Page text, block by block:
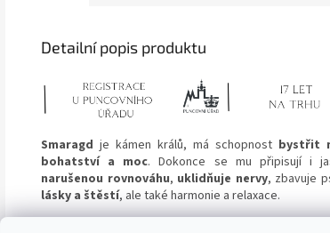
Detailní popis produktu
Smaragd je kámen králů, má schopnost bystřit
bohatství a moc. Dokonce se mu připisují i
narušenou rovnováhu, uklidňuje nervy, zbavuje
lásky a štěstí, ale také harmonie a relaxace.